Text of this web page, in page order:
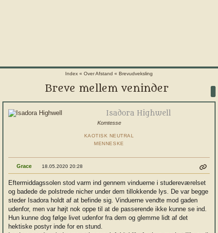
Index « Over Afstand « Brevudveksling
Breve mellem veninder
Isadora Highwell
Komtesse
KAOTISK NEUTRAL
MENNESKE
Grace 18.05.2020 20:28
Eftermiddagssolen stod varm ind gennem vinduerne i studereværelset
og badede de polstrede nicher under dem tillokkende lys. De var begge
steder Isadora holdt af at befinde sig. Vinduerne vendte mod gaden
udenfor, men var højt nok oppe til at de passerende ikke kunne se ind.
Hun kunne dog følge livet udenfor fra dem og glemme lidt af det
hektiske postyr inde for en stund.